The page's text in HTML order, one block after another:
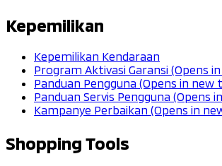
Kepemilikan
Kepemilikan Kendaraan
Program Aktivasi Garansi (Opens
Panduan Pengguna (Opens in new
Panduan Servis Pengguna (Opens
Kampanye Perbaikan (Opens in
Shopping Tools